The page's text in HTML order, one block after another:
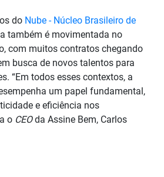
do Nube - Núcleo Brasileiro de
também é movimentada no
com muitos contratos chegando
busca de novos talentos para
“Em todos esses contextos, a
um papel fundamental,
e eficiência nos
o CEOda Assine Bem, Carlos